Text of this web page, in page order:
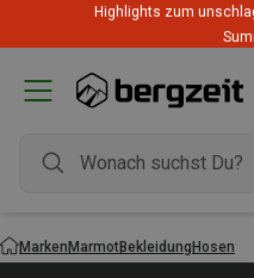
Highlights zum
MarkenMarmotBekleidungHosen